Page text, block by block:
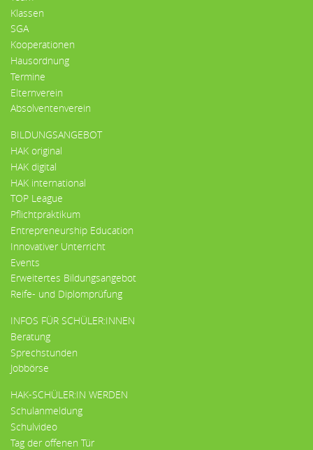
Klassen
SGA
Kooperationen
Hausordnung
Termine
Elternverein
Absolventenverein
BILDUNGSANGEBOT
HAK original
HAK digital
HAK international
TOP League
Pflichtpraktikum
Entrepreneurship Education
Innovativer Unterricht
Events
Erweitertes Bildungsangebot
Reife- und Diplomprüfung
INFOS FÜR SCHÜLER:INNEN
Beratung
Sprechstunden
Jobbörse
HAK-SCHÜLER:IN WERDEN
Schulanmeldung
Schulvideo
Tag der offenen Tür